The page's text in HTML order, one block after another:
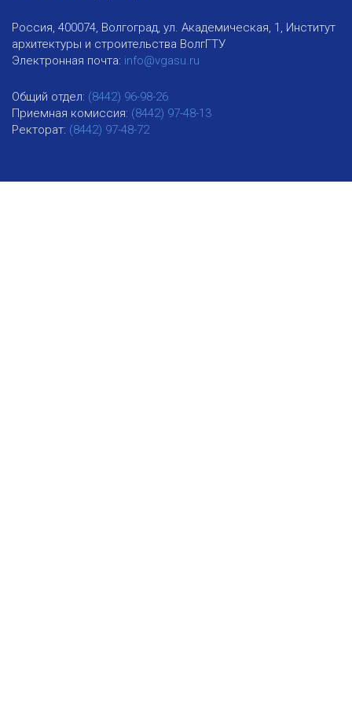
Россия, 400074, Волгоград, ул. Академическая, 1, Институт
архитектуры и строительства ВолгГТУ
Электронная почта: info@vgasu.ru
Общий отдел: (8442) 96-98-26
Приемная комиссия: (8442) 97-48-13
Ректорат: (8442) 97-48-72